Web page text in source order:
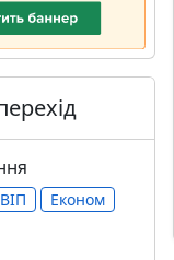
ВІП
Економ